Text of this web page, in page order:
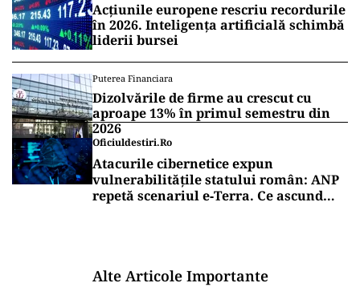
Acțiunile europene rescriu recordurile
în 2026. Inteligența artificială schimbă
liderii bursei
Puterea Financiara
Dizolvările de firme au crescut cu
aproape 13% în primul semestru din
2026
Oficiuldestiri.ro
Atacurile cibernetice expun
vulnerabilitățile statului român: ANP
repetă scenariul e‑Terra. Ce ascund
Alte Articole Importante